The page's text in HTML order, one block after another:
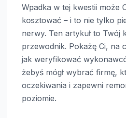
Wpadka w tej kwestii może
kosztować – i to nie tylko
nerwy. Ten artykuł to Twój
przewodnik. Pokażę Ci, na
jak weryfikować
żebyś mógł wybrać firmę,
oczekiwania i zapewni
poziomie.